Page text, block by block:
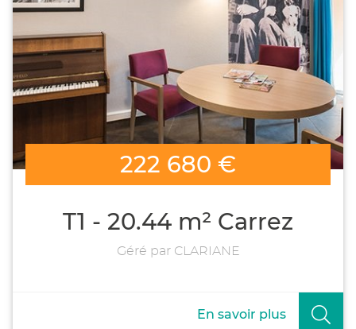
222 680 €
T1 - 20.44 m² Carrez
Géré par CLARIANE
En savoir plus